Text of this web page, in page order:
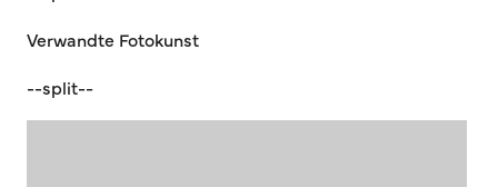
Verwandte Fotokunst
--split--